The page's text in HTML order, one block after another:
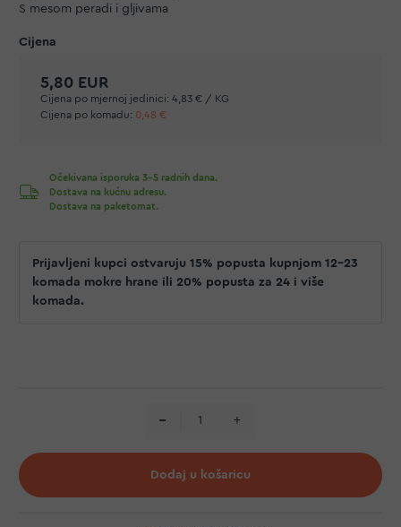
S mesom peradi i gljivama
5,80 EUR
Cijena po mjernoj jedinici: 4,83 € / KG
Cijena po komadu: 0,48 €
Očekivana isporuka 3-5 radnih dana.
Dostava na kućnu adresu.
Dostava na paketomat.
Prijavljeni kupci ostvaruju 15% popusta kupnjom 12–23
komada mokre hrane ili 20% popusta za 24 i više
komada.
Dodaj u košaricu